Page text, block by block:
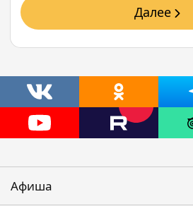
Далее
Афиша